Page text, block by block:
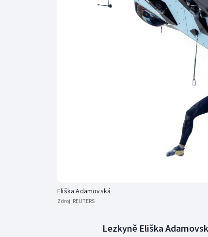
Curling
Dostihy
Gymnastika
Eliška Adamovská
Zdroj: REUTERS
Lezkyně Eliška